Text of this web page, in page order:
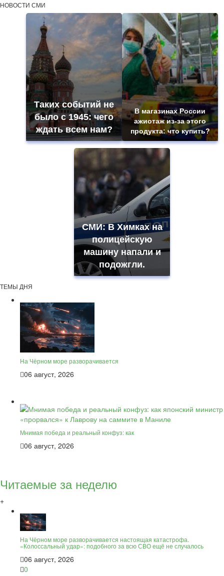
НОВОСТИ СМИ
Таких событий не
было с 1945: чего
ждать всем нам?
В магазинах России
ажиотаж из-за этого
продукта: что купить?
СМИ: В Химках на
полицейскую
машину напали и
подожгли.
ТЕМЫ ДНЯ
На Чёрном море разворачивается
06 август, 2026
Мнимая победа и реальный конфуз: как
06 август, 2026
Читаемые за неделю
+
На Чёрном море разворачивается настоящая катастрофа.
«Колоссальный удар»: подобного за всю СВО ещё не случалось
06 август, 2026
0